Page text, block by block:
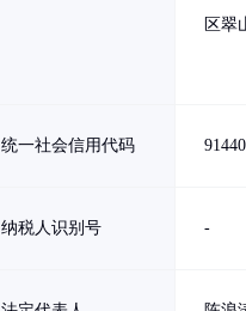
区翠
统一社会信用代码
纳税人识别号 -